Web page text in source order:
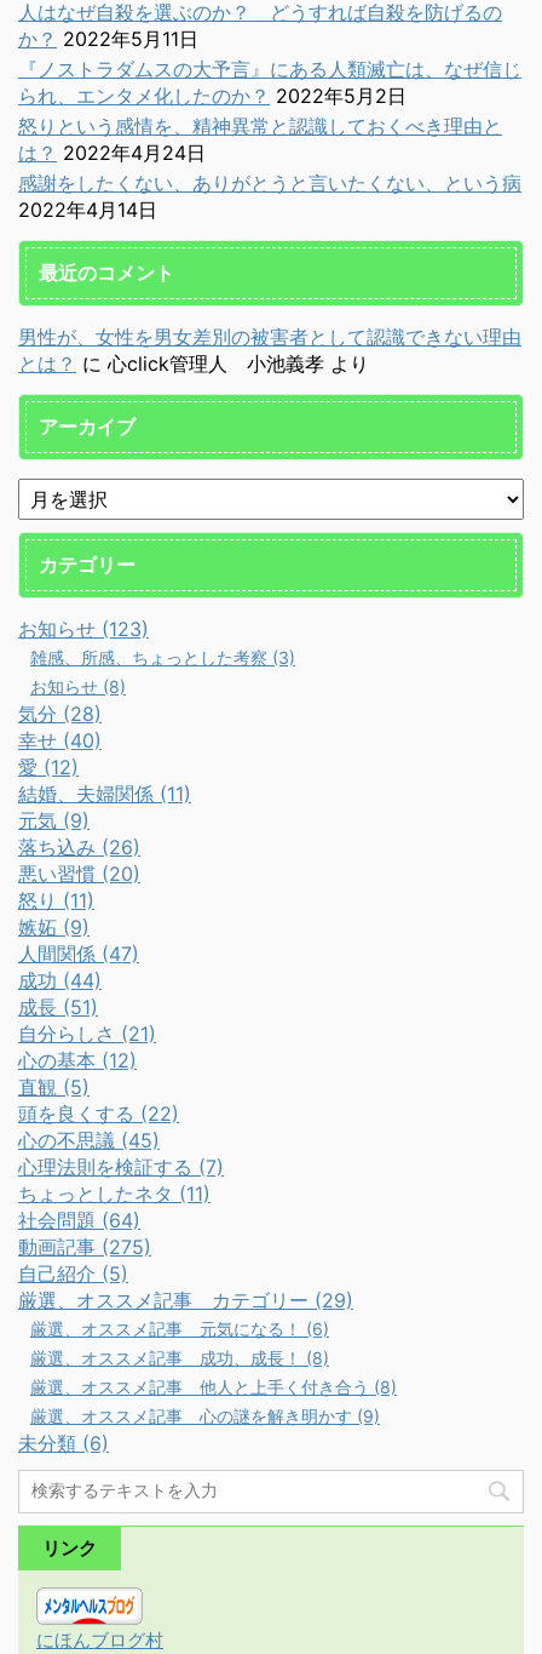
人はなぜ自殺を選ぶのか？ どうすれば自殺を防げるの
か？ 2022年5月11日
『ノストラダムスの大予言』にある人類滅亡は、なぜ信じ
られ、エンタメ化したのか？ 2022年5月2日
怒りという感情を、精神異常と認識しておくべき理由と
は？ 2022年4月24日
感謝をしたくない、ありがとうと言いたくない、という病
2022年4月14日
最近のコメント
男性が、女性を男女差別の被害者として認識できない理由
とは？ に 心click管理人 小池義孝 より
アーカイブ
カテゴリー
お知らせ (123)
雑感、所感、ちょっとした考察 (3)
お知らせ (8)
気分 (28)
幸せ (40)
愛 (12)
結婚、夫婦関係 (11)
元気 (9)
落ち込み (26)
悪い習慣 (20)
怒り (11)
嫉妬 (9)
人間関係 (47)
成功 (44)
成長 (51)
自分らしさ (21)
心の基本 (12)
直観 (5)
頭を良くする (22)
心の不思議 (45)
心理法則を検証する (7)
ちょっとしたネタ (11)
社会問題 (64)
動画記事 (275)
自己紹介 (5)
厳選、オススメ記事 カテゴリー (29)
厳選、オススメ記事 元気になる！ (6)
厳選、オススメ記事 成功、成長！ (8)
厳選、オススメ記事 他人と上手く付き合う (8)
厳選、オススメ記事 心の謎を解き明かす (9)
未分類 (6)
リンク
にほんブログ村